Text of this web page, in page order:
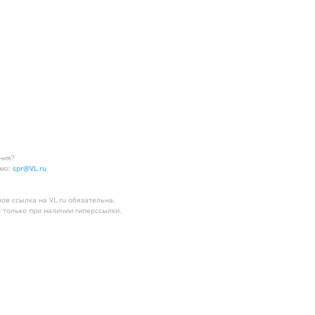
spr@VL.ru
ссылка на VL.ru обязательна.
при наличии гиперссылки.